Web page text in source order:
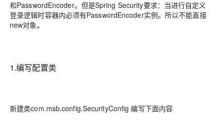
和PasswordEncoder。但是Spring Security要求：当进行自定义
登录逻辑时容器内必须有PasswordEncoder实例。所以不能直接
new对象。
1.编写配置类
新建类com.msb.config.SecurityConfig 编写下面内容